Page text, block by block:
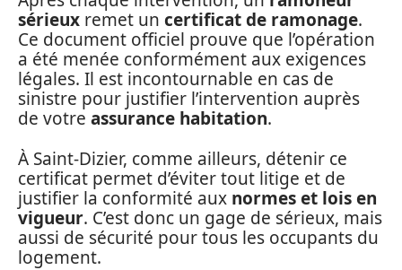
sérieux remet un certificat de ramonage.
Ce document officiel prouve que l’opération
a été menée conformément aux exigences
légales. Il est incontournable en cas de
sinistre pour justifier l’intervention auprès
de votre assurance habitation.
À Saint-Dizier, comme ailleurs, détenir ce
certificat permet d’éviter tout litige et de
justifier la conformité aux normes et lois en
vigueur. C’est donc un gage de sérieux, mais
aussi de sécurité pour tous les occupants du
logement.